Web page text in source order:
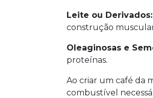
Leite ou Derivados:
construção
Oleaginosas e
proteínas.
Ao criar um café da
combustível